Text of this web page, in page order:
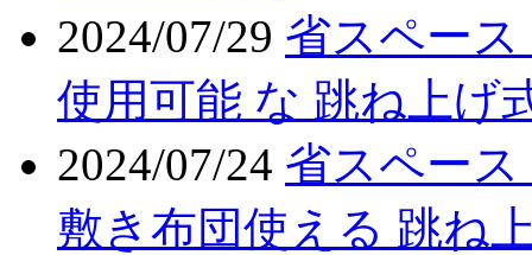
2024/07/29 省スペー
使用可能 な 跳ね上げ
2024/07/24 省スペー
敷き布団使える 跳ね